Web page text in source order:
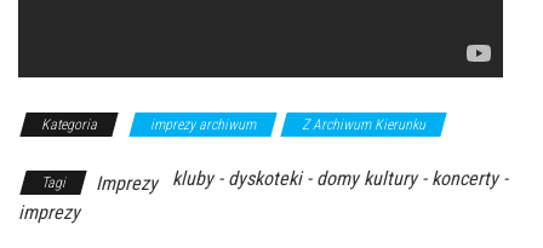
Kategoria imprezy archiwum Z Archiwum Kierunku
Tagi Imprezy
kluby - dyskoteki - domy kultury - koncerty -
imprezy